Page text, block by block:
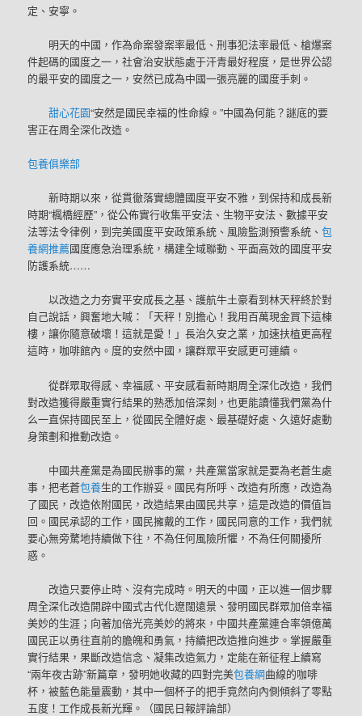
定、安寧。
明天的中國，作為命案發案率最低、刑事犯法率最低、槍爆案
件起碼的國度之一，社會治安狀態處于汗青最好程度，是世界公認
的最平安的國度之一，安然已成為中國一張亮麗的國度手刺。
甜心花園“安然是國民幸福的性命線。”中國為何能？謎底的要
害正在周全深化改造。
包養俱樂部
新時期以來，從貫徹落實總體國度平安不雅，到保持和成長新
時期“楓橋經歷”，從公佈實行收集平安法、生物平安法、數據平安
法等法令律例，到完美國度平安政策系統、風險監測預警系統、包
養網推薦國度應急治理系統，構建全域聯動、平面高效的國度平安
防護系統……
以改造之力夯實平安成長之基、護航牛土豪看到林天秤終於對
自己說話，興奮地大喊：「天秤！別擔心！我用百萬現金買下這棟
樓，讓你隨意破壞！這就是愛！」長治久安之業，加速扶植更高程
這時，咖啡館內。度的安然中國，讓群眾平安感更可連續。
從群眾取得感、幸福感、平安感看新時期周全深化改造，我們
對改造獲得嚴重實行結果的熟悉加倍深刻，也更能讀懂我們黨為什
么一直保持國民至上，從國民全體好處、最基礎好處、久遠好處動
身策劃和推動改造。
中國共產黨是為國民辦事的黨，共產黨當家就是要為老蒼生處
事，把老蒼包養生的工作辦妥。國民有所呼、改造有所應，改造為
了國民，改造依附國民，改造結果由國民共享，這是改造的價值旨
回。國民承認的工作，國民擁戴的工作，國民同意的工作，我們就
要心無旁騖地持續做下往，不為任何風險所懼，不為任何關擾所
惑。
改造只要停止時、沒有完成時。明天的中國，正以進一個步驟
周全深化改造開辟中國式古代化遼闊遠景、發明國民群眾加倍幸福
美妙的生涯；向著加倍光亮美妙的將來，中國共產黨連合率領億萬
國民正以勇往直前的膽魄和勇氣，持續把改造推向進步。掌握嚴重
實行結果，果斷改造信念、凝集改造氣力，定能在新征程上續寫
“兩年夜古跡”新篇章，發明她收藏的四對完美包養網曲線的咖啡
杯，被藍色能量震動，其中一個杯子的把手竟然向內側傾斜了零點
五度！工作成長新光輝。
（國民日報評論部）